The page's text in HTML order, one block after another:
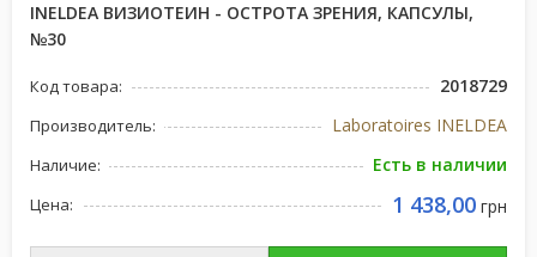
INELDEA ВИЗИОТЕИН - ОСТРОТА ЗРЕНИЯ, КАПСУЛЫ,
№30
Код товара: 2018729
Производитель: Laboratoires INELDEA
Наличие: Есть в наличии
Цена: 1 438,00 грн